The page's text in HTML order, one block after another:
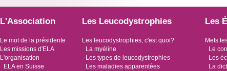
L'Association
Le mot de la présidente
Les missions d'ELA
L'organisation
ELA en Suisse
Les Leucodystrophies
Les leucodystrophies, c'est quoi?
La myéline
Les types de leucodystrophies
Les maladies apparentées
Les
Mets
Le
Les
La